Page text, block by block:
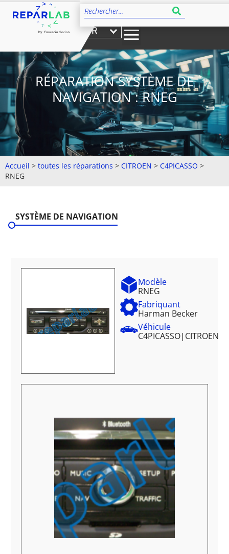
FR
RÉPARATION SYSTÈME DE
NAVIGATION : RNEG
Accueil > toutes les réparations > CITROEN > C4PICASSO >
RNEG
SYSTÈME DE NAVIGATION
Modèle
RNEG
Fabriquant
Harman Becker
Véhicule
C4PICASSO| CITROEN